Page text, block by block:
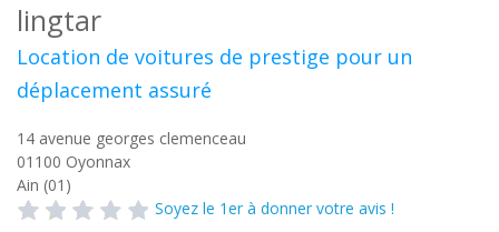
lingtar
Location de voitures de prestige pour un
déplacement assuré
14 avenue georges clemenceau
01100 Oyonnax
Ain (01)
Soyez le 1er à donner votre avis !